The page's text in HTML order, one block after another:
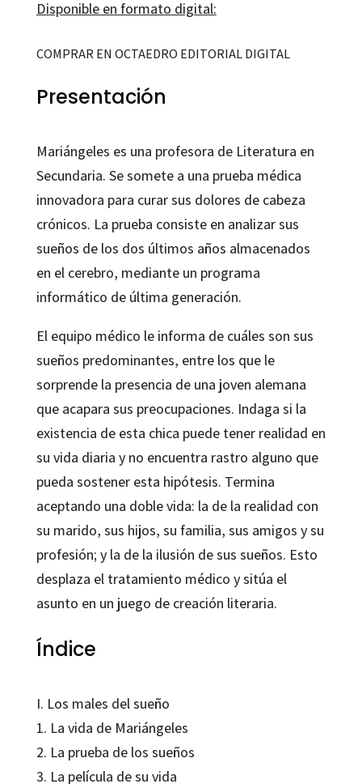
Disponible en formato digital:
COMPRAR EN OCTAEDRO EDITORIAL DIGITAL
Presentación
Mariángeles es una profesora de Literatura en
Secundaria. Se somete a una prueba médica
innovadora para curar sus dolores de cabeza
crónicos. La prueba consiste en analizar sus
sueños de los dos últimos años almacenados
en el cerebro, mediante un programa
informático de última generación.
El equipo médico le informa de cuáles son sus
sueños predominantes, entre los que le
sorprende la presencia de una joven alemana
que acapara sus preocupaciones. Indaga si la
existencia de esta chica puede tener realidad en
su vida diaria y no encuentra rastro alguno que
pueda sostener esta hipótesis. Termina
aceptando una doble vida: la de la realidad con
su marido, sus hijos, su familia, sus amigos y su
profesión; y la de la ilusión de sus sueños. Esto
desplaza el tratamiento médico y sitúa el
asunto en un juego de creación literaria.
Índice
I. Los males del sueño
1. La vida de Mariángeles
2. La prueba de los sueños
3. La película de su vida